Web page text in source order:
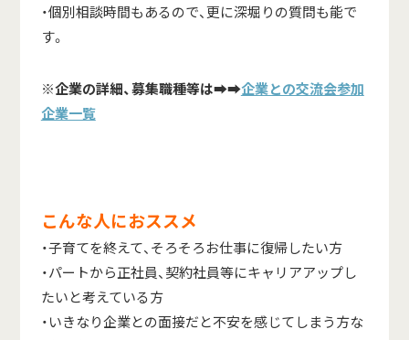
・個別相談時間もあるので、更に深堀りの質問も能で
す。
※企業の詳細、募集職種等は➡➡企業との交流会参加
企業一覧
こんな人におススメ
・子育てを終えて、そろそろお仕事に復帰したい方
・パートから正社員、契約社員等にキャリアアップし
たいと考えている方
・いきなり企業との面接だと不安を感じてしまう方な